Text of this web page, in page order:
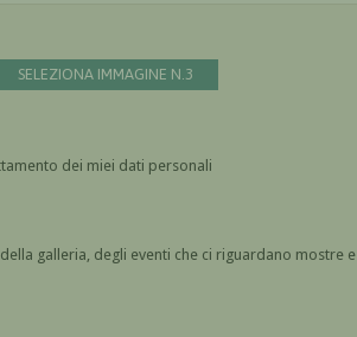
SELEZIONA IMMAGINE N.3
art. 13 del Regolamento UE n. 2016/679 acconsento al trattamento dei miei dati personali
galleria, degli eventi che ci riguardano mostre e